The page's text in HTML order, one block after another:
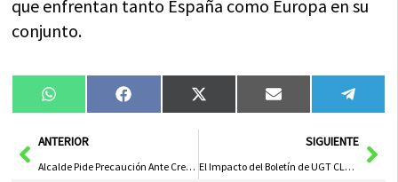
que enfrentan tanto España como Europa en su
conjunto.
Compartir
en
WhatsAppCompartir
en
FacebookCompartir
en
X
(Twitter)
Compartir
en
Email
en
AntANTERIOR
Alcalde Pide Precaución Ante Creciente Caudal del Tajo y Fuertes Vientos de la Borrasca ‘Leonardo’
SIGUIENTE
El Impacto del Boletín de UGT CLM en los Trabajadores de Castilla-La Mancha